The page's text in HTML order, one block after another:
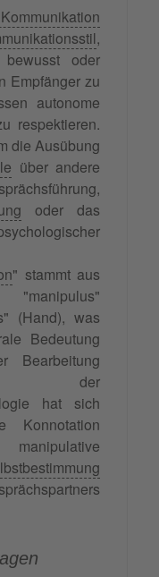
,
oder
Empfänger zu
autonome
respektieren.
die Ausübung
über andere
oder das
" stammt aus
(Hand), was
Bedeutung
Bearbeitung
der
hat sich
Konnotation